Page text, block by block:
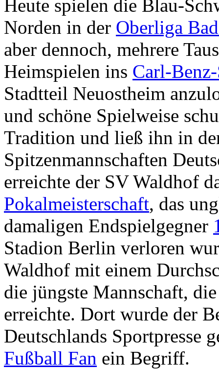
Heute spielen die Blau-
Norden in der Oberliga
aber dennoch, mehrere
Heimspielen ins Carl-
Stadtteil Neuostheim
und schöne Spielweise
Tradition und ließ ihn in
Spitzenmannschaften
erreichte der SV Waldhof
Pokalmeisterschaft, das
damaligen Endspielgegner
Stadion Berlin verloren
Waldhof mit einem
die jüngste Mannschaft,
erreichte. Dort wurde der
Deutschlands Sportpresse
Fußball Fan ein Begriff.